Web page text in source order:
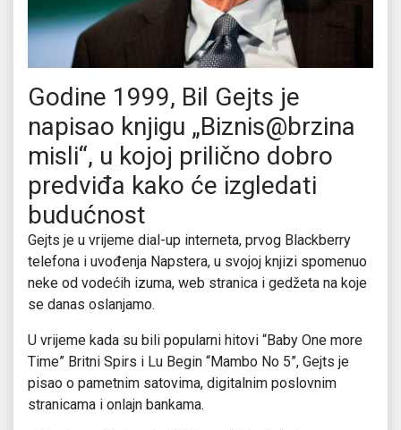
Godine 1999, Bil Gejts je
napisao knjigu „Biznis@brzina
misli“, u kojoj prilično dobro
predviđa kako će izgledati
budućnost
Gejts je u vrijeme dial-up interneta, prvog Blackberry
telefona i uvođenja Napstera, u svojoj knjizi spomenuo
neke od vodećih izuma, web stranica i gedžeta na koje
se danas oslanjamo.
U vrijeme kada su bili popularni hitovi “Baby One more
Time” Britni Spirs i Lu Begin “Mambo No 5”, Gejts je
pisao o pametnim satovima, digitalnim poslovnim
stranicama i onlajn bankama.